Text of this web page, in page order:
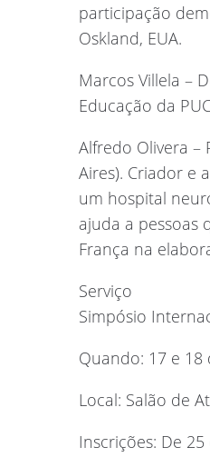
participação
Oskland, EUA.
Marcos Villela –
Educação da
Alfredo Olivera –
Aires). Criador e
um hospital
ajuda a pessoas
França na
Serviço
Simpósio
Quando: 17 e
Local: Salão de
Inscrições: De